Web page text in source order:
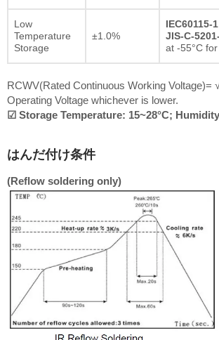
Low
Temperature
Storage
±1.0%
IEC60115-
JIS-C-
at -55°C
RCWV(Rated Continuous Working Voltage)=
Operating Voltage whichever is lower.
☑ Storage Temperature: 15~28°C;
はんだ付け条件
(Reflow soldering only)